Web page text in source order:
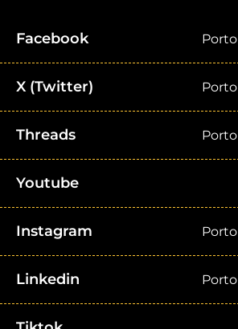
Facebook Porto
X (Twitter) Porto
Threads Porto
Youtube
Instagram Porto
Linkedin Porto